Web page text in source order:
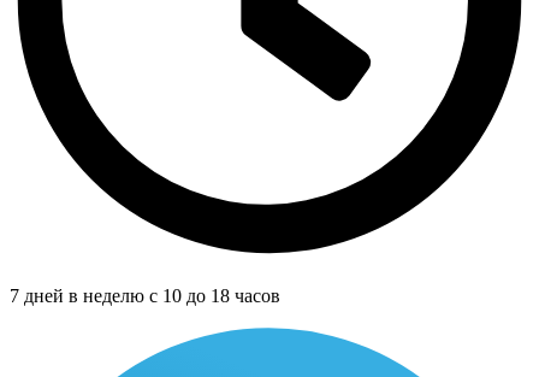
7 дней в неделю с 10 до 18 часов